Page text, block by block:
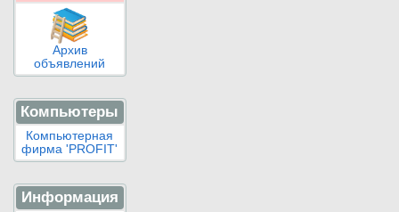
Архив
объявлений
Компьютеры
Компьютерная
фирма 'PROFIT'
Информация